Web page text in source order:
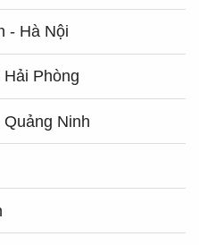
- Hà Nội
Phòng
Ninh